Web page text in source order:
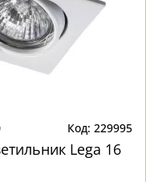
Код: 229995
Lega 16